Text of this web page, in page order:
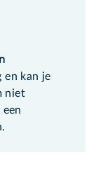
en kan je
niet